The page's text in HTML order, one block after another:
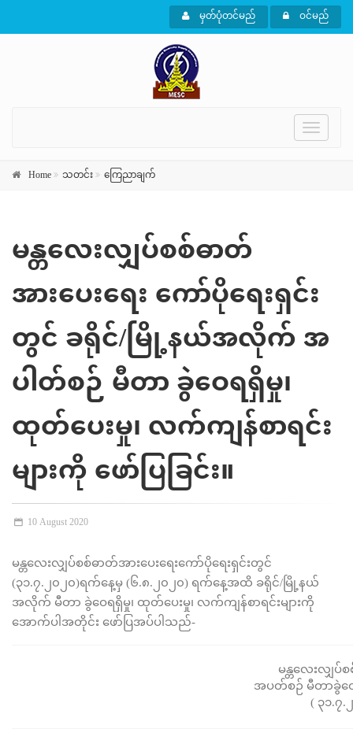
မှတ်ပုံတင်မည် ဝင်မည်
Toggle
Home သတင်း ကြေညာချက်
မန္တလေးလျှပ်စစ်ဓာတ်
အားပေးရေး ကော်ပိုရေးရှင်း
တွင် ခရိုင်/မြို့နယ်အလိုက် အ
ပါတ်စဉ် မီတာ ခွဲဝေရရှိမှု၊
ထုတ်ပေးမှု၊ လက်ကျန်စာရင်း
များကို ဖော်ပြခြင်း။
10 August 2020
မန္တလေးလျှပ်စစ်ဓာတ်အားပေးရေးကော်ပိုရေးရှင်းတွင်
(၃၁.၇.၂၀၂၀)ရက်နေ့မှ (၆.၈.၂၀၂၀) ရက်နေ့အထိ ခရိုင်/မြို့နယ်
အလိုက် မီတာ ခွဲဝေရရှိမှု၊ ထုတ်ပေးမှု၊ လက်ကျန်စာရင်းများကို
အောက်ပါအတိုင်း ဖော်ပြအပ်ပါသည်-
မန္တလေးလျှပ်
အပတ်စဉ် မီတာခွဲဝ
( ၃၁.၇